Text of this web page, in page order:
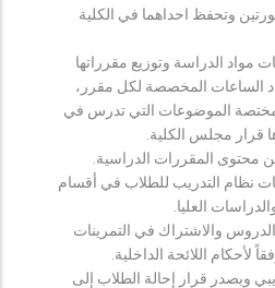
وتحفظ احداهما في الكلية
مواد الدراسة وتوزيع مقرراتها
الساعات المخصصة لكل مقرر،
الموضوعات التي تدرس في
قرار مجلس الكلية.
محتوى المقررات الدراسية.
نظام التدريب للطلاب في أقسام
العليا.
والاشتراك في التمرينات
لأحكام اللائحة الداخلية.
ويصدر قرار إحالة الطلاب إلى